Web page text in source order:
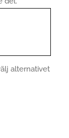
alternativet